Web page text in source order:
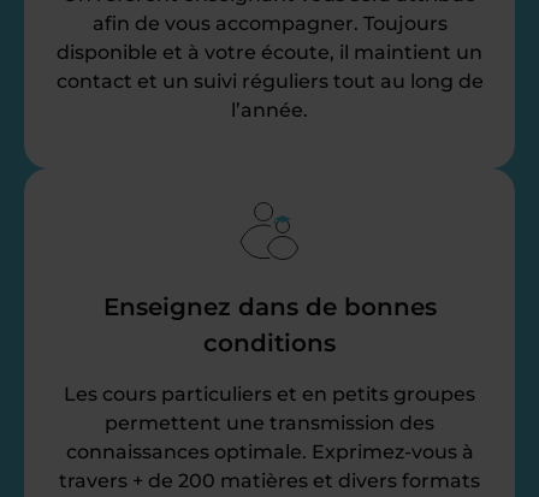
afin de vous accompagner. Toujours
disponible et à votre écoute, il maintient un
contact et un suivi réguliers tout au long de
l’année.
Enseignez dans de bonnes
conditions
Les cours particuliers et en petits groupes
permettent une transmission des
connaissances optimale. Exprimez-vous à
travers + de 200 matières et divers formats